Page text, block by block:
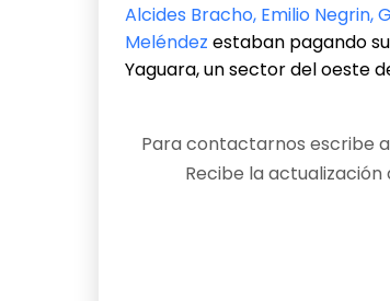
Alcides Bracho, Emilio Negrin,
Meléndez estaban pagando
Yaguara, un sector del oeste
Para contactarnos escribe
Recibe la